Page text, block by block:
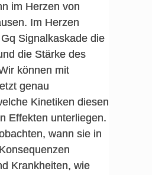
im Herzen von
Im Herzen
Signalkaskade die
die Stärke des
können mit
genau
Kinetiken diesen
Effekten unterliegen.
wann sie in
Krankheiten, wie